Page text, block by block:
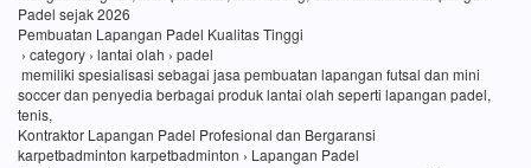
Padel sejak 2026
Pembuatan Lapangan Padel Kualitas Tinggi
› category › lantai olah › padel
memiliki spesialisasi sebagai jasa pembuatan lapangan futsal dan mini
soccer dan penyedia berbagai produk lantai olah seperti lapangan padel,
tenis,
Kontraktor Lapangan Padel Profesional dan Bergaransi
karpetbadminton karpetbadminton › Lapangan Padel